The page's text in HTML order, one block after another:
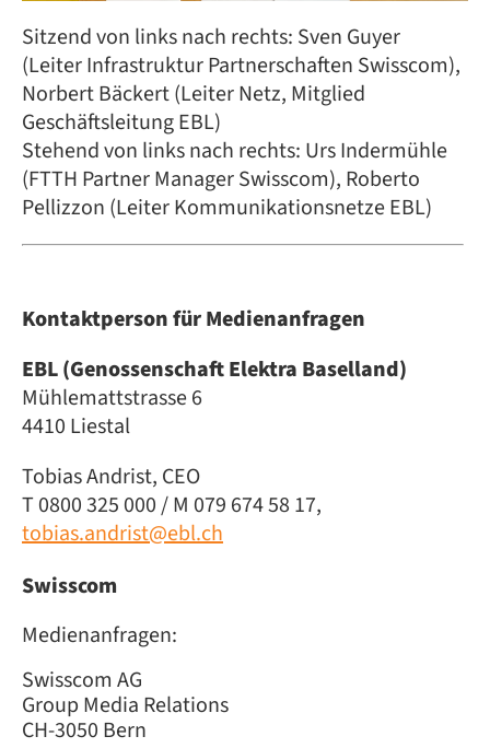
Sitzend von links nach rechts: Sven Guyer
(Leiter Infrastruktur Partnerschaften Swisscom),
Norbert Bäckert (Leiter Netz, Mitglied
Geschäftsleitung EBL)
Stehend von links nach rechts: Urs Indermühle
(FTTH Partner Manager Swisscom), Roberto
Pellizzon (Leiter Kommunikationsnetze EBL)
Kontaktperson für Medienanfragen
EBL (Genossenschaft Elektra Baselland)
Mühlemattstrasse 6
4410 Liestal
Tobias Andrist, CEO
T 0800 325 000 / M 079 674 58 17,
tobias.andrist@ebl.ch
Swisscom
Medienanfragen:
Swisscom AG
Group Media Relations
CH-3050 Bern